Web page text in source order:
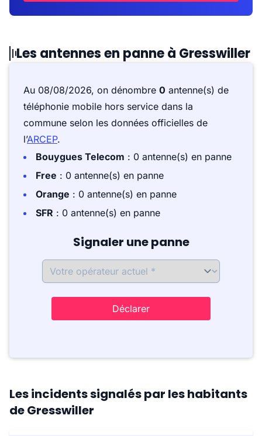
Les antennes en panne à Gresswiller
Au 08/08/2026, on dénombre 0 antenne(s) de
téléphonie mobile hors service dans la
commune selon les données officielles de
l’ARCEP.
Bouygues Telecom : 0 antenne(s) en panne
Free : 0 antenne(s) en panne
Orange : 0 antenne(s) en panne
SFR : 0 antenne(s) en panne
Signaler une panne
Déclarer
Les incidents signalés par les habitants
de Gresswiller